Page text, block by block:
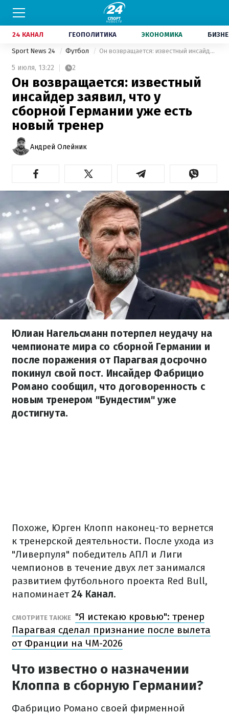
24 КАНАЛ ГЕОПОЛИТИКА ЭКОНОМИКА
Sport News 24 Футбол Он возвращается: известный инсайдер заявил, что у сборной Германии уже есть новый тренер
5 июля, 13:22 2
Он возвращается: известный
инсайдер заявил, что у
сборной Германии уже есть
новый тренер
Андрей Олейник
Юлиан Нагельсманн потерпел неудачу на
чемпионате мира со сборной Германии и
после поражения от Парагвая досрочно
покинул свой пост. Инсайдер Фабрицио
Романо сообщил, что договоренность с
новым тренером "Бундестим" уже
достигнута.
Похоже, Юрген Клопп наконец-то вернется
к тренерской деятельности. После ухода из
"Ливерпуля" победитель АПЛ и Лиги
чемпионов в течение двух лет занимался
развитием футбольного проекта Red Bull,
напоминает24 Канал.
СМОТРИТЕ ТАКЖЕ "Я истекаю кровью": тренер
Парагвая сделал признание после вылета
от Франции на ЧМ-2026
Что известно о назначении
Клоппа в сборную Германии?
Фабрицио Романо своей фирменной